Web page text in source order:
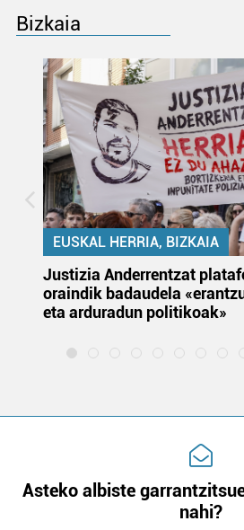
Bizkaia
EUSKAL HERRIA, BIZKAIA
Justizia Anderrentzat
oraindik badaudela
eta arduradun politikoak»
Asteko albiste
nahi?